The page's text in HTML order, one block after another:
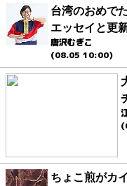
台湾のおめで
エッセイと更
唐沢むぎこ
(08.05 10:00)
ちょこ煎がカ